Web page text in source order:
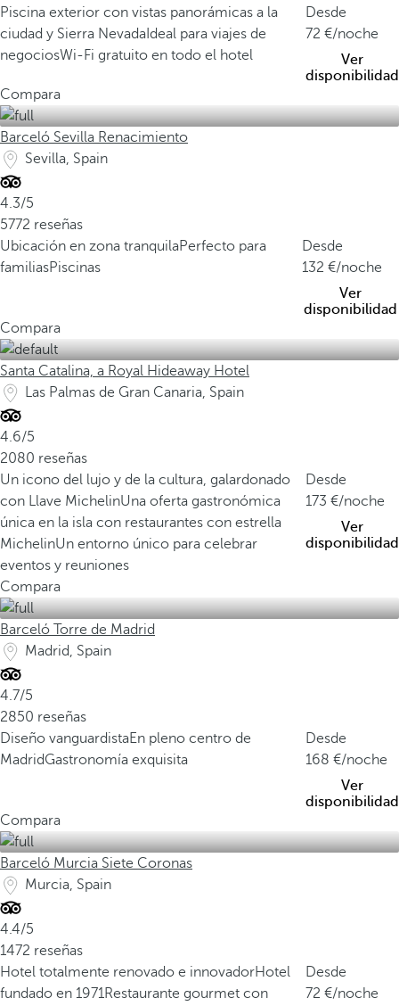
Piscina exterior con vistas panorámicas a la
ciudad y Sierra Nevada Ideal para viajes de
negociosWi-Fi gratuito en todo el hotel
Desde
72
/noche
Ver
disponibilidad
Compara
Barceló Sevilla Renacimiento
Sevilla, Spain
4.3/5
5772 reseñas
Ubicación en zona tranquilaPerfecto para
familiasPiscinas
Desde
132
/noche
Ver
disponibilidad
Compara
Santa Catalina, a Royal Hideaway Hotel
Las Palmas de Gran Canaria, Spain
4.6/5
2080 reseñas
Un icono del lujo y de la cultura, galardonado
con Llave MichelinUna oferta gastronómica
única en la isla con restaurantes con estrella
MichelinUn entorno único para celebrar
eventos y reuniones
Desde
173
/noche
Ver
disponibilidad
Compara
Barceló Torre de Madrid
Madrid, Spain
4.7/5
2850 reseñas
Diseño vanguardistaEn pleno centro de
MadridGastronomía exquisita
Desde
168
/noche
Ver
disponibilidad
Compara
Barceló Murcia Siete Coronas
Murcia, Spain
4.4/5
1472 reseñas
Hotel totalmente renovado e innovadorHotel
fundado en 1971Restaurante gourmet con
Desde
72
/noche